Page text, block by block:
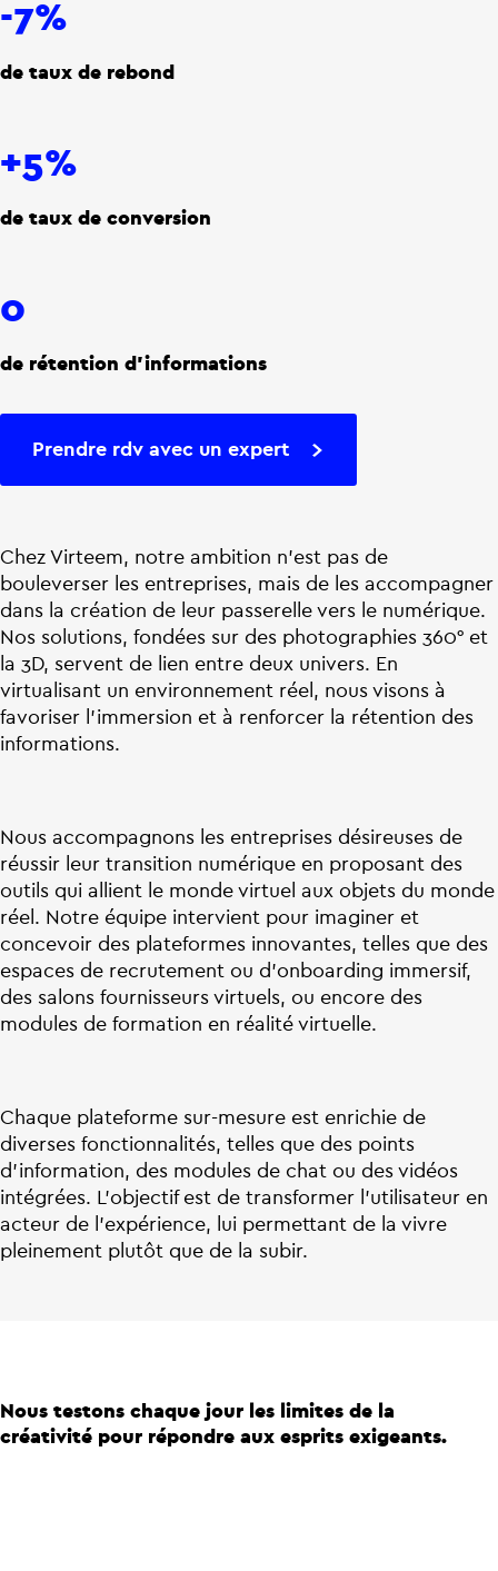
-7%
de taux de rebond
+5%
de taux de conversion
0
de rétention d'informations
Prendre rdv avec un expert
Chez Virteem, notre ambition n’est pas de
bouleverser les entreprises, mais de les accompagner
dans la création de leur passerelle vers le numérique.
Nos solutions, fondées sur des photographies 360° et
la 3D, servent de lien entre deux univers. En
virtualisant un environnement réel, nous visons à
favoriser l’immersion et à renforcer la rétention des
informations.
Nous accompagnons les entreprises désireuses de
réussir leur transition numérique en proposant des
outils qui allient le monde virtuel aux objets du monde
réel. Notre équipe intervient pour imaginer et
concevoir des plateformes innovantes, telles que des
espaces de recrutement ou d’onboarding immersif,
des salons fournisseurs virtuels, ou encore des
modules de formation en réalité virtuelle.
Chaque plateforme sur-mesure est enrichie de
diverses fonctionnalités, telles que des points
d’information, des modules de chat ou des vidéos
intégrées. L’objectif est de transformer l’utilisateur en
acteur de l’expérience, lui permettant de la vivre
pleinement plutôt que de la subir.
Nous testons chaque jour les limites de la
créativité pour répondre aux esprits exigeants.